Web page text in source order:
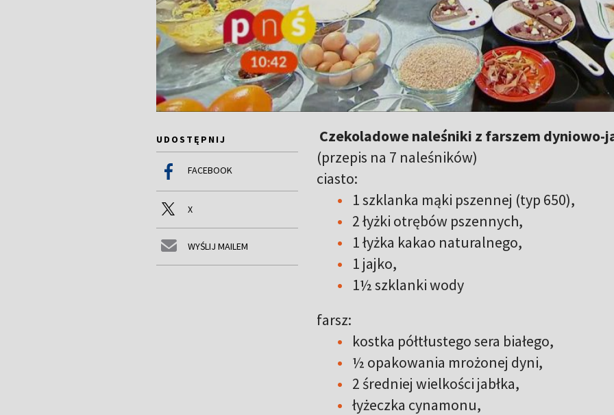
UDOSTĘPNIJ
FACEBOOK
X
WYŚLIJ MAILEM
Czekoladowe naleśniki z farszem dyniowo-
(przepis na 7 naleśników)
ciasto:
1 szklanka mąki pszennej (typ 650),
2 łyżki otrębów pszennych,
1 łyżka kakao naturalnego,
1 jajko,
1½ szklanki wody
farsz:
kostka półtłustego sera białego,
½ opakowania mrożonej dyni,
2 średniej wielkości jabłka,
łyżeczka cynamonu,